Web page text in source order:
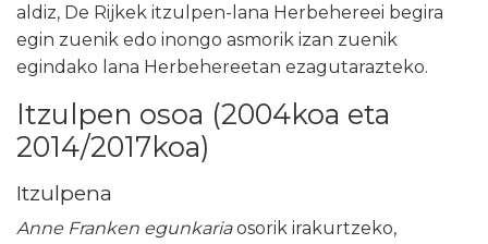
aldiz, De Rijkek itzulpen-lana Herbehereei begira
egin zuenik edo inongo asmorik izan zuenik
egindako lana Herbehereetan ezagutarazteko.
Itzulpen osoa (2004koa eta
2014/2017koa)
Itzulpena
Anne Franken egunkariaosorik irakurtzeko,